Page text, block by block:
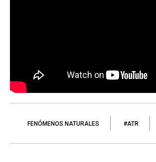
FENÓMENOS NATURALES #ATR